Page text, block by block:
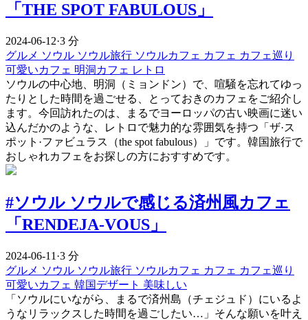
「THE SPOT FABULOUS」
2024-06-12·3 分
グルメ ソウル ソウル旅行 ソウルカフェ カフェ カフェ巡り
可愛いカフェ 明洞カフェ レトロ
ソウルの中心地、明洞（ミョンドン）で、喧騒を忘れてゆっ
たりとした時間を過ごせる、とっておきのカフェをご紹介し
ます。今回訪れたのは、まるでヨーロッパの古い映画に迷い
込んだかのような、レトロで魅力的な雰囲気を持つ「ザ·ス
ポット·ファビュラス（the spot fabulous）」です。韓国旅行で
おしゃれカフェをお探しの方におすすめです。
#ソウル ソウルで感じる済州風カフェ
「RENDEJA-VOUS」
2024-06-11 ·3 分
グルメ ソウル ソウル旅行 ソウルカフェ カフェ カフェ巡り
可愛いカフェ 韓国デザート 美味しい
「ソウルにいながら、まるで済州島（チェジュド）にいるよ
うなリラックスした時間を過ごしたい…」そんな願いを叶え